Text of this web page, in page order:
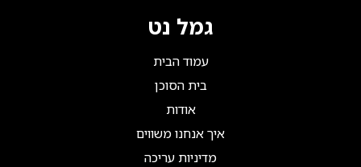
גמל נט
עמוד הבית
בית הסוכן
אודות
איך אנחנו משווים
מדיניות עריכה